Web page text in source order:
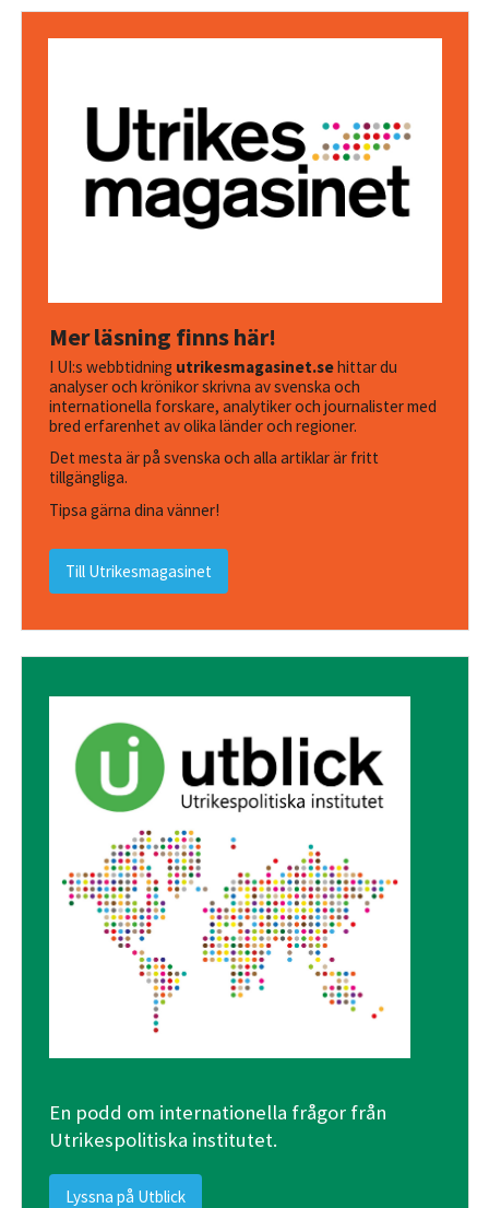
Mer läsning finns här!
I UI:s webbtidning utrikesmagasinet.sehittar du
analyser och krönikor skrivna av svenska och
internationella forskare, analytiker och journalister med
bred erfarenhet av olika länder och regioner.
Det mesta är på svenska och alla artiklar är fritt
tillgängliga.
Tipsa gärna dina vänner!
Till Utrikesmagasinet
En podd om internationella frågor från
Utrikespolitiska institutet.
Lyssna på Utblick